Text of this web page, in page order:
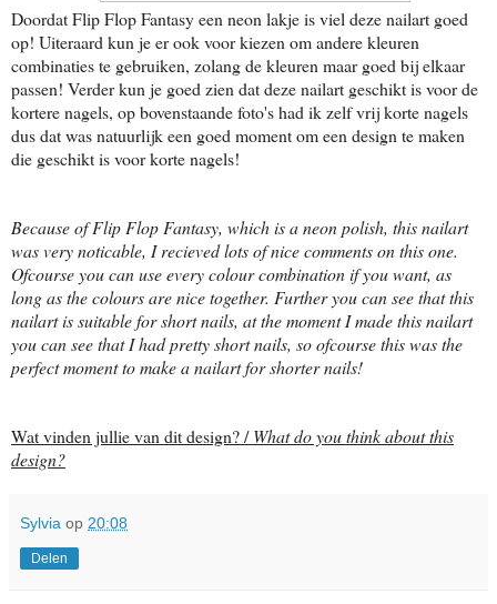
Doordat Flip Flop Fantasy een neon lakje is viel deze nailart goed
op! Uiteraard kun je er ook voor kiezen om andere kleuren
combinaties te gebruiken, zolang de kleuren maar goed bij elkaar
passen! Verder kun je goed zien dat deze nailart geschikt is voor de
kortere nagels, op bovenstaande foto's had ik zelf vrij korte nagels
dus dat was natuurlijk een goed moment om een design te maken
die geschikt is voor korte nagels!
Because of Flip Flop Fantasy, which is a neon polish, this nailart
was very noticable, I recieved lots of nice comments on this one.
Ofcourse you can use every colour combination if you want, as
long as the colours are nice together. Further you can see that this
nailart is suitable for short nails, at the moment I made this nailart
you can see that I had pretty short nails, so ofcourse this was the
perfect moment to make a nailart for shorter nails!
Wat vinden jullie van dit design? /What do you think about this
design?
Sylvia op 20:08
Delen